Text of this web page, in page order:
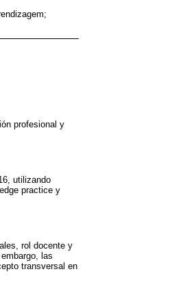
profesional y
utilizando
practice y
rol docente y
las
transversal en